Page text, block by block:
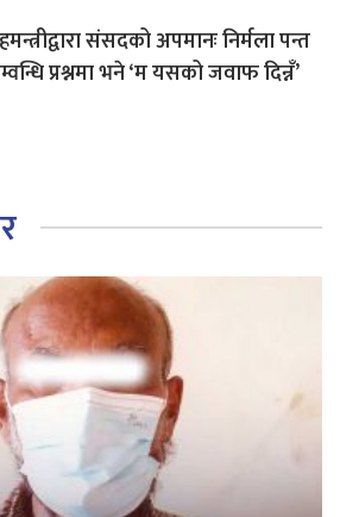
संसदको अपमानः निर्मला पन्त
प्रश्नमा भने ‘म यसको जवाफ दिन्नँ’